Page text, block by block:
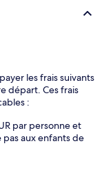
les frais suivants
départ. Ces frais
:
par personne et
aux enfants de